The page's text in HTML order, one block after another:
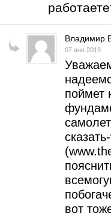
Владимир
07 янв 2019
поймет
вот